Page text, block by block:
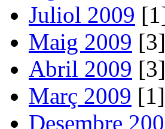
Juliol 2009
Maig 2009 [3]
Abril 2009 [3]
Març 2009 [1]
Desembre